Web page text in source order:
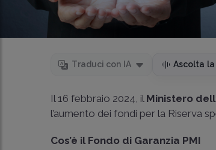
Traduci con IA Ascolta la
Il 16 febbraio 2024, il Ministero
l’aumento dei fondi per la Riserva
Cos’è il Fondo di Garanzia PMI